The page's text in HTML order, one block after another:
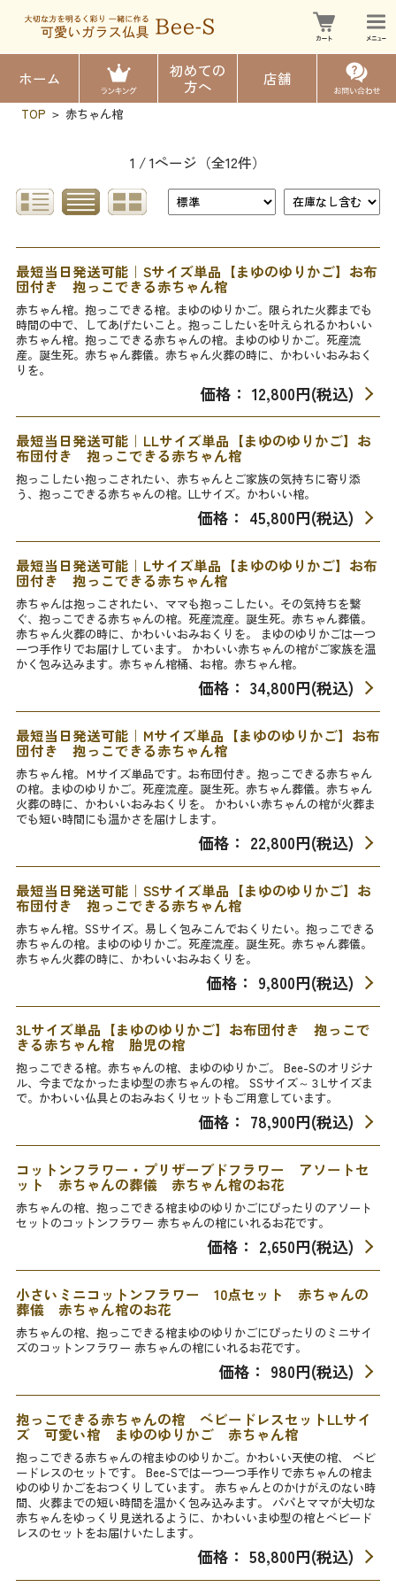
ホーム
初めての
方へ
店舗
TOP > 赤ちゃん棺
1 / 1ページ （全12件）
最短当日発送可能｜Sサイズ単品【まゆのゆりかご】お布
団付き 抱っこできる赤ちゃん棺
赤ちゃん棺。抱っこできる棺。まゆのゆりかご。限られた火葬までも
時間の中で、してあげたいこと。抱っこしたいを叶えられるかわいい
赤ちゃん棺。抱っこできる赤ちゃんの棺。まゆのゆりかご。死産流
産。誕生死。赤ちゃん葬儀。赤ちゃん火葬の時に、かわいいおみおく
りを。
価格： 12,800円(税込)
最短当日発送可能｜LLサイズ単品【まゆのゆりかご】お
布団付き 抱っこできる赤ちゃん棺
抱っこしたい抱っこされたい、赤ちゃんとご家族の気持ちに寄り添
う、抱っこできる赤ちゃんの棺。LLサイズ。かわいい棺。
価格： 45,800円(税込)
最短当日発送可能｜Lサイズ単品【まゆのゆりかご】お布
団付き 抱っこできる赤ちゃん棺
赤ちゃんは抱っこされたい、ママも抱っこしたい。その気持ちを繋
ぐ、抱っこできる赤ちゃんの棺。死産流産。誕生死。赤ちゃん葬儀。
赤ちゃん火葬の時に、かわいいおみおくりを。 まゆのゆりかごは一つ
一つ手作りでお届けしています。 かわいい赤ちゃんの棺がご家族を温
かく包み込みます。赤ちゃん棺桶、お棺。赤ちゃん棺。
価格： 34,800円(税込)
最短当日発送可能｜Mサイズ単品【まゆのゆりかご】お布
団付き 抱っこできる赤ちゃん棺
赤ちゃん棺。Ｍサイズ単品です。お布団付き。抱っこできる赤ちゃん
の棺。まゆのゆりかご。死産流産。誕生死。赤ちゃん葬儀。赤ちゃん
火葬の時に、かわいいおみおくりを。 かわいい赤ちゃんの棺が火葬ま
でも短い時間にも温かさを届けします。
価格： 22,800円(税込)
最短当日発送可能｜SSサイズ単品【まゆのゆりかご】お
布団付き 抱っこできる赤ちゃん棺
赤ちゃん棺。SSサイズ。易しく包みこんでおくりたい。抱っこできる
赤ちゃんの棺。まゆのゆりかご。死産流産。誕生死。赤ちゃん葬儀。
赤ちゃん火葬の時に、かわいいおみおくりを。
価格： 9,800円(税込)
3Lサイズ単品【まゆのゆりかご】お布団付き 抱っこで
きる赤ちゃん棺 胎児の棺
抱っこできる棺。赤ちゃんの棺、まゆのゆりかご。 Bee-Sのオリジナ
ル、今までなかったまゆ型の赤ちゃんの棺。 SSサイズ～３Lサイズま
で。かわいい仏具とのおみおくりセットもご用意しています。
価格： 78,900円(税込)
コットンフラワー・プリザーブドフラワー アソートセ
ット 赤ちゃんの葬儀 赤ちゃん棺のお花
赤ちゃんの棺、抱っこできる棺まゆのゆりかごにぴったりのアソート
セットのコットンフラワー 赤ちゃんの棺にいれるお花です。
価格： 2,650円(税込)
小さいミニコットンフラワー 10点セット 赤ちゃんの
葬儀 赤ちゃん棺のお花
赤ちゃんの棺、抱っこできる棺まゆのゆりかごにぴったりのミニサイ
ズのコットンフラワー 赤ちゃんの棺にいれるお花です。
価格： 980円(税込)
抱っこできる赤ちゃんの棺 ベビードレスセットLLサイ
ズ 可愛い棺 まゆのゆりかご 赤ちゃん棺
抱っこできる赤ちゃんの棺まゆのゆりかご。かわいい天使の棺、 ベビ
ードレスのセットです。 Bee-Sでは一つ一つ手作りで赤ちゃんの棺ま
ゆのゆりかごをおつくりしています。 赤ちゃんとのかけがえのない時
間、火葬までの短い時間を温かく包み込みます。 パパとママが大切な
赤ちゃんをゆっくり見送れるように、かわいいまゆ型の棺とベビード
レスのセットをお届けいたします。
価格： 58,800円(税込)